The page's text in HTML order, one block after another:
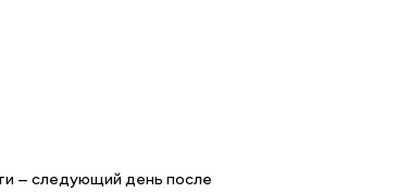
– следующий день после